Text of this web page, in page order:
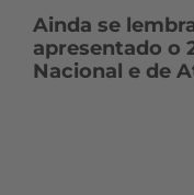
Ainda se
apresentado o
Nacional e de